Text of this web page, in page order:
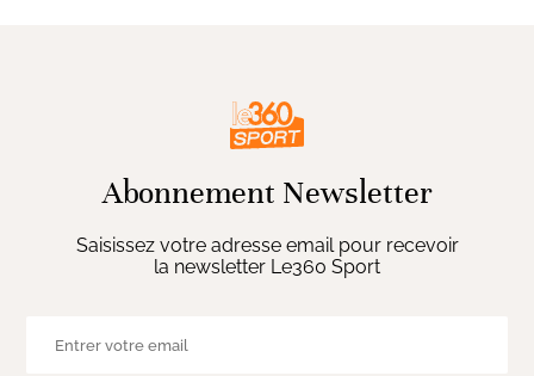
Abonnement Newsletter
Saisissez votre adresse email pour recevoir
la newsletter Le360 Sport